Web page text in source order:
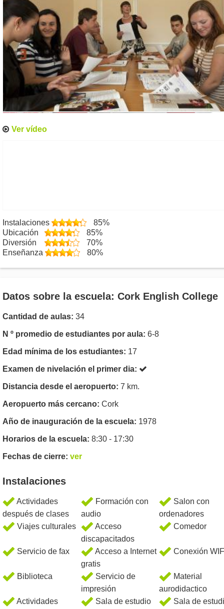
Ver vídeo
Instalaciones
85%
Ubicación
85%
Diversión
70%
Enseñanza
80%
Datos sobre la escuela: Cork English College
Cantidad de aulas: 34
N º promedio de estudiantes por aula: 6-8
Edad mínima de los estudiantes: 17
Examen de nivelación el primer dia:
Distancia desde el aeropuerto: 7 km.
Aeropuerto más cercano: Cork
Año de inauguración de la escuela: 1978
Horarios de la escuela: 8:30 - 17:30
Fechas de cierre: ver
Instalaciones
Actividades
después de clases
Formación con
audio
Salon con
ordenadores
Viajes culturales
Acceso
discapacitados
Comedor
Servicio de fax
Acceso a Internet
gratis
Conexión
Biblioteca
Servicio de
impresión
Material
aurodidactico
Actividades
Sala de estudio Sala de